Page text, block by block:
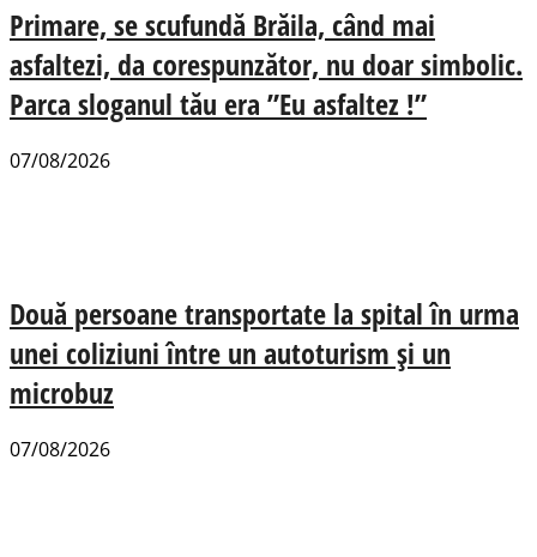
Primare, se scufundă Brăila, când mai
asfaltezi, da corespunzător, nu doar simbolic.
Parca sloganul tău era ”Eu asfaltez !”
07/08/2026
Două persoane transportate la spital în urma
unei coliziuni între un autoturism și un
microbuz
07/08/2026